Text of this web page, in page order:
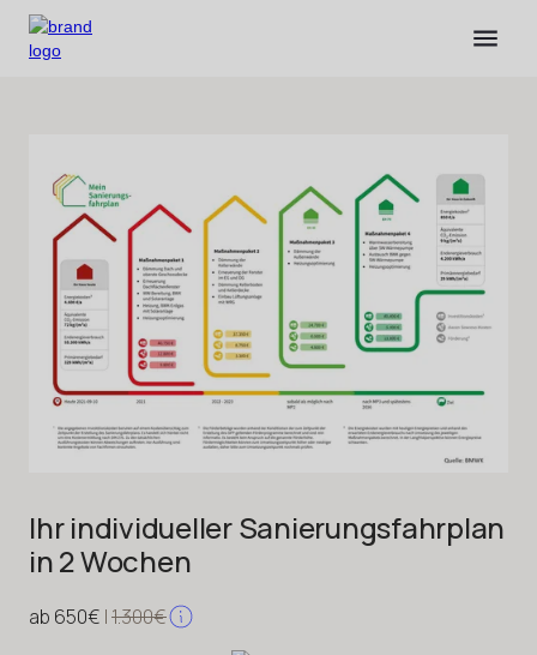
Ihr individueller Sanierungsfahrplan
in 2 Wochen
ab 650€ |1.300€